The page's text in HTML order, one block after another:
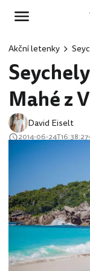
Akční letenky
Mahé z
David Eiselt
2014-06-